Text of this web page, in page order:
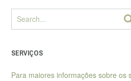
SERVIÇOS
Para maiores informações sobre os